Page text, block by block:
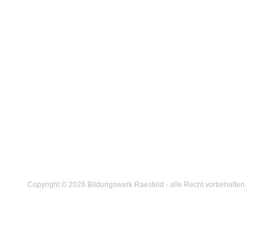
Copyright © 2026 Bildungswerk Raesfeld - alle Recht vorbehalten